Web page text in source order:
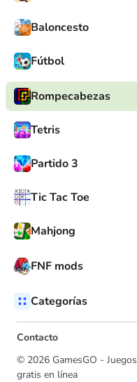
Baloncesto
Fútbol
Rompecabezas
Tetris
Partido 3
Tic Tac Toe
Mahjong
FNF mods
Categorías
Contacto
© 2026 GamesGO - Juegos
gratis en línea